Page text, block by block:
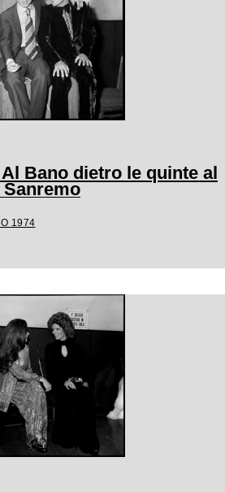
Bano dietro le quinte al
1974